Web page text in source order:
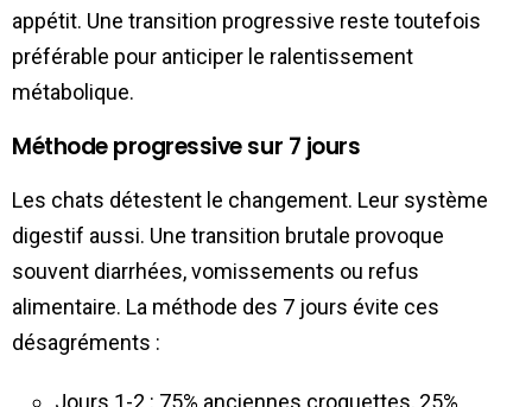
appétit. Une transition progressive reste toutefois
préférable pour anticiper le ralentissement
métabolique.
Méthode progressive sur 7 jours
Les chats détestent le changement. Leur système
digestif aussi. Une transition brutale provoque
souvent diarrhées, vomissements ou refus
alimentaire. La méthode des 7 jours évite ces
désagréments :
Jours 1-2 : 75% anciennes croquettes, 25%